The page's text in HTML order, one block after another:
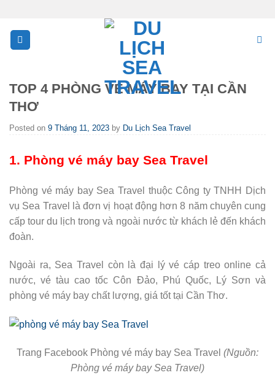
content
TOP 4 PHÒNG VÉ MÁY BAY TẠI CẦN
THƠ
Posted on 9 Tháng 11, 2023 by Du Lịch Sea Travel
1. Phòng vé máy bay Sea Travel
Phòng vé máy bay Sea Travel thuộc Công ty TNHH Dịch
vụ Sea Travel là đơn vị hoạt động hơn 8 năm chuyên cung
cấp tour du lịch trong và ngoài nước từ khách lẻ đến khách
đoàn.
Ngoài ra, Sea Travel còn là đại lý vé cáp treo online cả
nước, vé tàu cao tốc Côn Đảo, Phú Quốc, Lý Sơn và
phòng vé máy bay chất lượng, giá tốt tại Cần Thơ.
Trang Facebook Phòng vé máy bay Sea Travel (Nguồn:
Phòng vé máy bay Sea Travel)